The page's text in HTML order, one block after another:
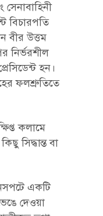
বিচারপতি
বীর উত্তম
নির্ভরশীল
হন।
ফলশ্রুতিতে
কলামে
সিদ্ধান্ত বা
একটি
দেওয়া